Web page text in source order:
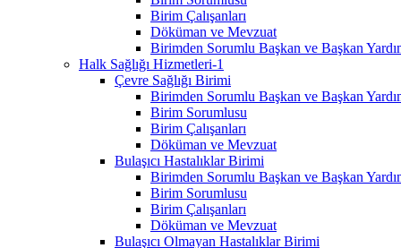
Birim Çalışanları
Döküman ve Mevzuat
Birimden Sorumlu Başkan ve Başkan
Halk Sağlığı Hizmetleri-1
Çevre Sağlığı Birimi
Birimden Sorumlu Başkan ve Başkan
Birim Sorumlusu
Birim Çalışanları
Döküman ve Mevzuat
Bulaşıcı Hastalıklar Birimi
Birimden Sorumlu Başkan ve Başkan
Birim Sorumlusu
Birim Çalışanları
Döküman ve Mevzuat
Bulaşıcı Olmayan Hastalıklar Birimi